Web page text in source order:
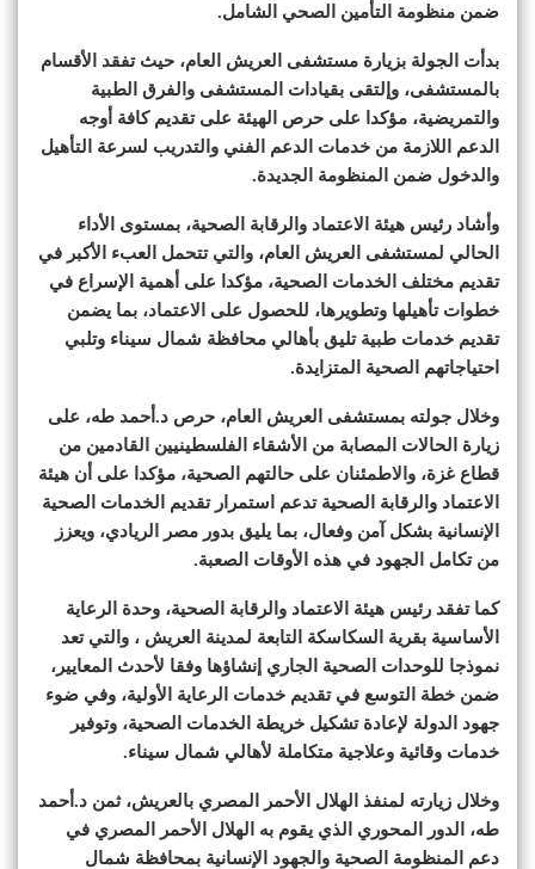
ضمن منظومة التأمين الصحي الشامل.
بدأت الجولة بزيارة مستشفى العريش العام، حيث تفقد الأقسام
بالمستشفى، وإلتقى بقيادات المستشفى والفرق الطبية
والتمريضية، مؤكدا على حرص الهيئة على تقديم كافة أوجه
الدعم اللازمة من خدمات الدعم الفني والتدريب لسرعة التأهيل
والدخول ضمن المنظومة الجديدة.
وأشاد رئيس هيئة الاعتماد والرقابة الصحية، بمستوى الأداء
الحالي لمستشفى العريش العام، والتي تتحمل العبء الأكبر في
تقديم مختلف الخدمات الصحية، مؤكدا على أهمية الإسراع في
خطوات تأهيلها وتطويرها، للحصول على الاعتماد، بما يضمن
تقديم خدمات طبية تليق بأهالي محافظة شمال سيناء وتلبي
احتياجاتهم الصحية المتزايدة.
وخلال جولته بمستشفى العريش العام، حرص د.أحمد طه، على
زيارة الحالات المصابة من الأشقاء الفلسطينيين القادمين من
قطاع غزة، والاطمئنان على حالتهم الصحية، مؤكدا على أن هيئة
الاعتماد والرقابة الصحية تدعم استمرار تقديم الخدمات الصحية
الإنسانية بشكل آمن وفعال، بما يليق بدور مصر الريادي، ويعزز
من تكامل الجهود في هذه الأوقات الصعبة.
كما تفقد رئيس هيئة الاعتماد والرقابة الصحية، وحدة الرعاية
الأساسية بقرية السكاسكة التابعة لمدينة العريش ، والتي تعد
نموذجا للوحدات الصحية الجاري إنشاؤها وفقا لأحدث المعايير،
ضمن خطة التوسع في تقديم خدمات الرعاية الأولية، وفي ضوء
جهود الدولة لإعادة تشكيل خريطة الخدمات الصحية، وتوفير
خدمات وقائية وعلاجية متكاملة لأهالي شمال سيناء.
وخلال زيارته لمنفذ الهلال الأحمر المصري بالعريش، ثمن د.أحمد
طه، الدور المحوري الذي يقوم به الهلال الأحمر المصري في
دعم المنظومة الصحية والجهود الإنسانية بمحافظة شمال